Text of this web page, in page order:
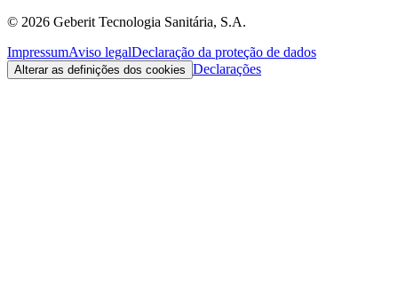
© 2026 Geberit Tecnologia Sanitária, S.A.
ImpressumAviso legalDeclaração da proteção de dados
Alterar as definições dos cookies Declarações